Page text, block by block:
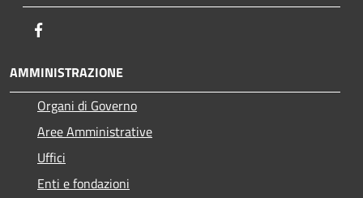
AMMINISTRAZIONE
Organi di Governo
Aree Amministrative
Uffici
Enti e fondazioni